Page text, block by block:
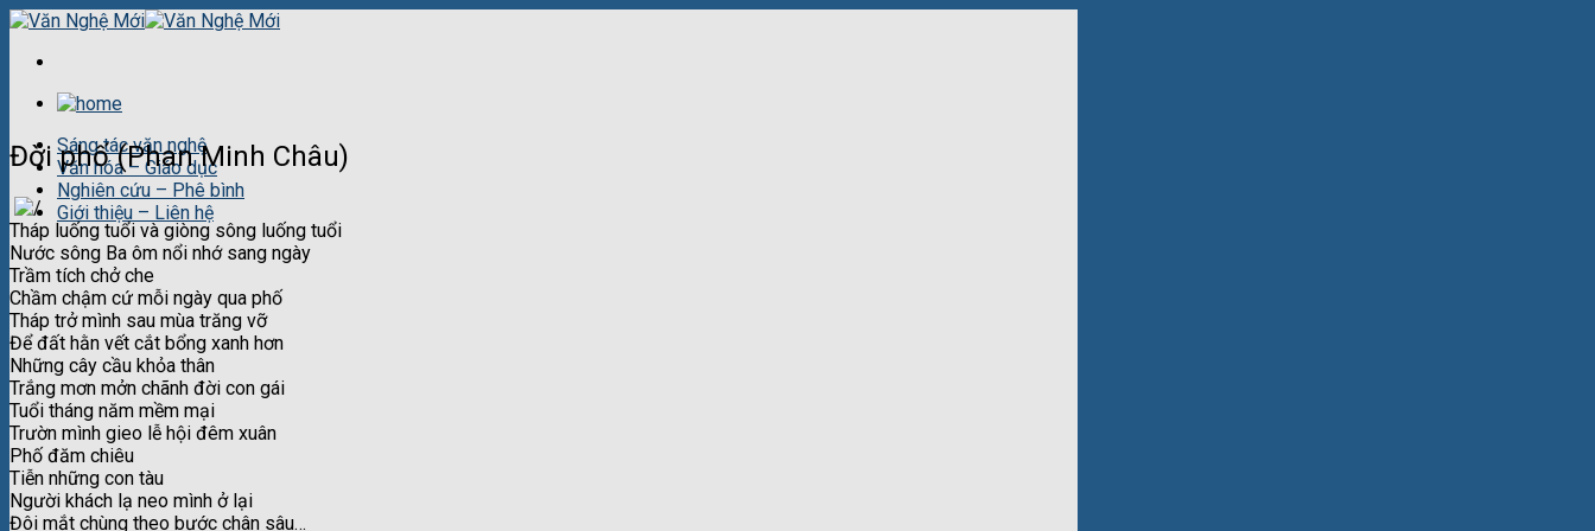
Skip
content
Sáng tác văn nghệ
Văn hóa – Giáo dục
Nghiên cứu – Phê bình
Giới thiệu – Liên hệ
Đời phố (Phan Minh Châu)
Tháp luống tuổi và giòng sông luống tuổi
Nước sông Ba ôm nổi nhớ sang ngày
Trầm tích chở che
Chầm chậm cứ mỗi ngày qua phố
Tháp trở mình sau mùa trăng vỡ
Để đất hằn vết cắt bổng xanh hơn
Những cây cầu khỏa thân
Trắng mơn mởn chãnh đời con gái
Tuổi tháng năm mềm mại
Trườn mình gieo lễ hội đêm xuân
Phố đăm chiêu
Tiễn những con tàu
Người khách lạ neo mình ở lại
Đôi mắt chùng theo bước chân sâu…